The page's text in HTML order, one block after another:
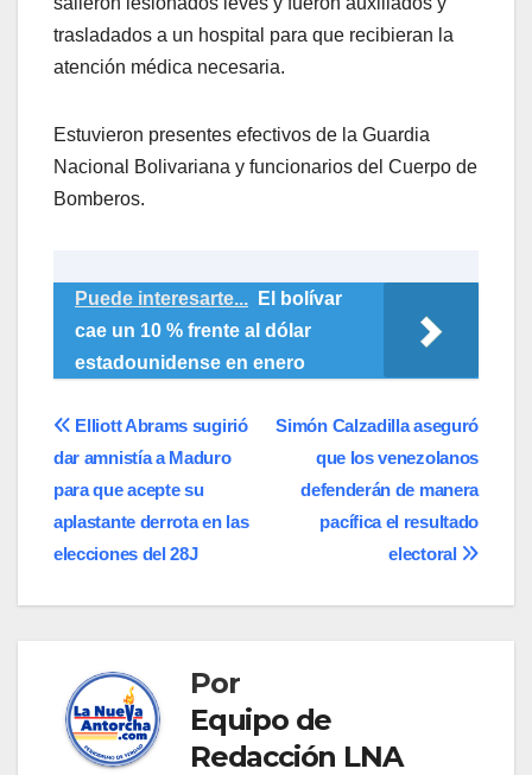
trasladados a un hospital para que recibieran la
atención médica necesaria.
Estuvieron presentes efectivos de la Guardia
Nacional Bolivariana y funcionarios del Cuerpo de
Bomberos.
Puede interesarte...
El bolívar
cae un 10 % frente al dólar
estadounidense en enero
Navegación
de
entradas
Simón Calzadilla aseguró
que los venezolanos
defenderán de manera
pacífica el resultado
electoral
Elliott Abrams sugirió
dar amnistía a Maduro
para que acepte su
aplastante derrota en las
elecciones del 28J
Por
Equipo de
Redacción LNA